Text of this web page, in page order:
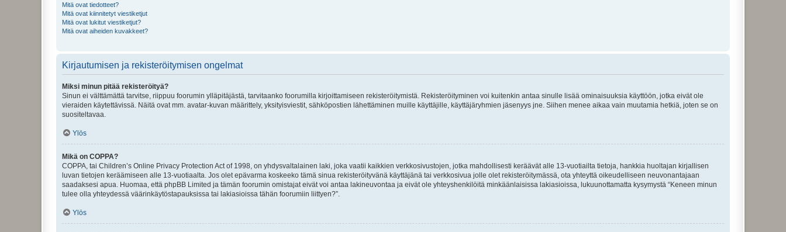
Mitä ovat tiedotteet?
Mitä ovat kiinnitetyt viestiketjut
Mitä ovat lukitut viestiketjut?
Mitä ovat aiheiden kuvakkeet?
Kirjautumisen ja rekisteröitymisen ongelmat
Miksi minun pitää rekisteröityä?
Sinun ei välttämättä tarvitse, riippuu foorumin ylläpitäjästä, tarvitaanko foorumilla kirjoittamiseen rekisteröitymistä. Rekisteröityminen voi kuitenkin antaa sinulle lisää ominaisuuksia käyttöön, jotka eivät ole
vieraiden käytettävissä. Näitä ovat mm. avatar-kuvan määrittely, yksityisviestit, sähköpostien lähettäminen muille käyttäjille, käyttäjäryhmien jäsenyys jne. Siihen menee aikaa vain muutamia hetkiä, joten se on
suositeltavaa.
Ylös
Mikä on COPPA?
COPPA, tai Children’s Online Privacy Protection Act of 1998, on yhdysvaltalainen laki, joka vaatii kaikkien verkkosivustojen, jotka mahdollisesti keräävät alle 13-vuotiailta tietoja, hankkia huoltajan kirjallisen
luvan tietojen keräämiseen alle 13-vuotiaalta. Jos olet epävarma koskeeko tämä sinua rekisteröityvänä käyttäjänä tai verkkosivua jolle olet rekisteröitymässä, ota yhteyttä oikeudelliseen neuvonantajaan
saadaksesi apua. Huomaa, että phpBB Limited ja tämän foorumin omistajat eivät voi antaa lakineuvontaa ja eivät ole yhteyshenkilöitä minkäänlaisissa lakiasioissa, lukuunottamatta kysymystä “Keneen minun
tulee olla yhteydessä väärinkäytöstapauksissa tai lakiasioissa tähän foorumiin liittyen?”.
Ylös